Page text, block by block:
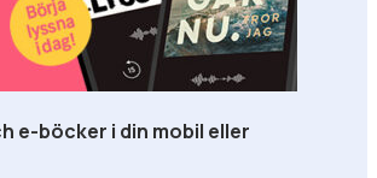
e-böcker i din mobil eller